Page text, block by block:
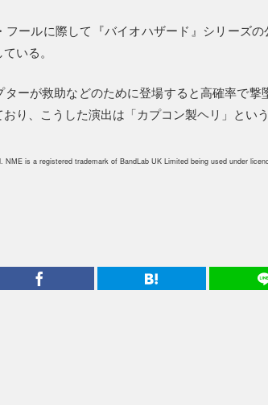
フールに際して『バイオハザード』シリーズ
いる。
ーが救助などのために登場すると高確率で撃
り、こうした演出は「カプコン製ヘリ」とい
is a registered trademark of BandLab UK Limited being used under